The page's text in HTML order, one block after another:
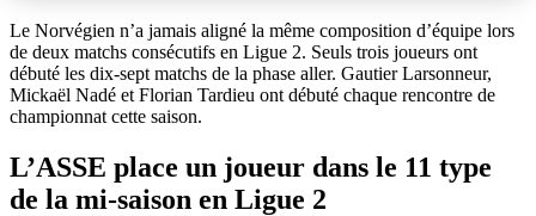
Le Norvégien n’a jamais aligné la même composition d’équipe lors
de deux matchs consécutifs en Ligue 2. Seuls trois joueurs ont
débuté les dix-sept matchs de la phase aller. Gautier Larsonneur,
Mickaël Nadé et Florian Tardieu ont débuté chaque rencontre de
championnat cette saison.
L’ASSE place un joueur dans le 11 type
de la mi-saison en Ligue 2